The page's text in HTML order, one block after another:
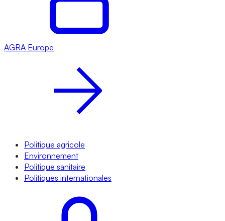
AGRA Europe
Politique agricole
Environnement
Politique sanitaire
Politiques internationales